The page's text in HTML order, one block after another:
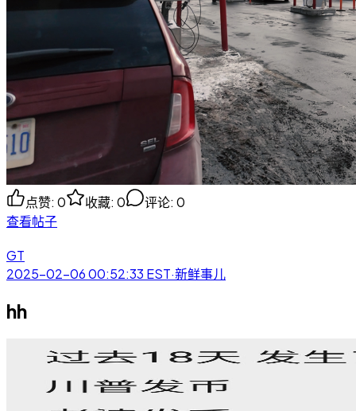
点赞: 0 收藏: 0 评论: 0
查看帖子
GT
2025-02-06 00:52:33 EST·新鲜事儿
hh